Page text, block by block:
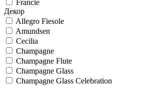
Francie
Декор
Allegro Fiesole
Amundsen
Cecilia
Champagne
Champagne Flute
Champagne Glass
Champagne Glass Celebration